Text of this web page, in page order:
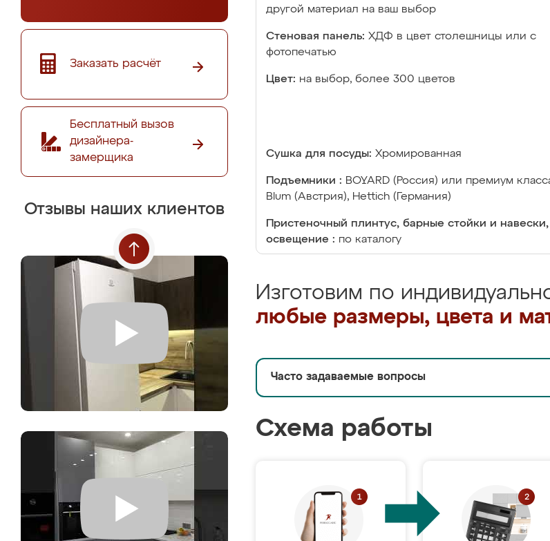
Заказать расчёт
Бесплатный вызов
дизайнера-
замерщика
Отзывы наших клиентов
другой материал на ваш выбор
Стеновая панель: ХДФ в цвет столешницы или с
фотопечатью
Цвет: на выбор, более 300 цветов
Сушка для посуды: Хромированная
Подъемники : BOYARD (Россия) или премиум
Blum (Австрия), Hettich (Германия)
Пристеночный плинтус, барные стойки и навески,
освещение : по каталогу
Изготовим по
любые размеры, цвета и
Часто задаваемые вопросы
Схема работы